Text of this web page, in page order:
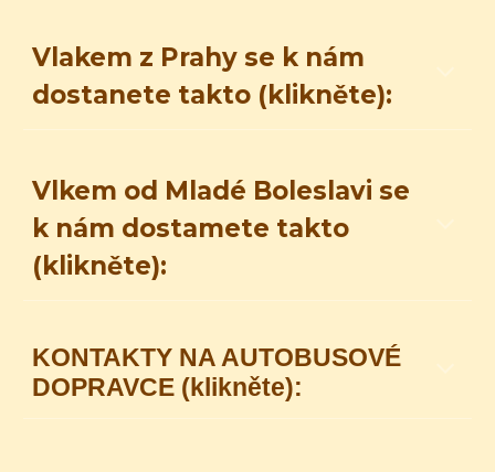
Vlakem z Prahy se k nám
dostanete takto (klikněte):
Vlkem od Mladé Boleslavi se
k nám dostamete takto
(klikněte):
KONTAKTY NA AUTOBUSOVÉ
DOPRAVCE (klikněte):